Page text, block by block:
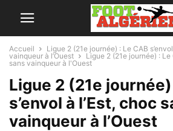
Accueil
Ligue 2 (21e journée) : Le CAB
vainqueur à l’Ouest
Ligue 2 (21e journée) :
sans vainqueur à l'Ouest
Ligue 2 (21e
s’envol à l’Est, choc
vainqueur à l’Ouest